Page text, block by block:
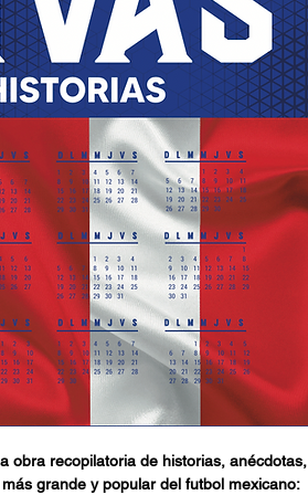
obra recopilatoria de historias, anécdotas,
grande y popular del futbol mexicano: